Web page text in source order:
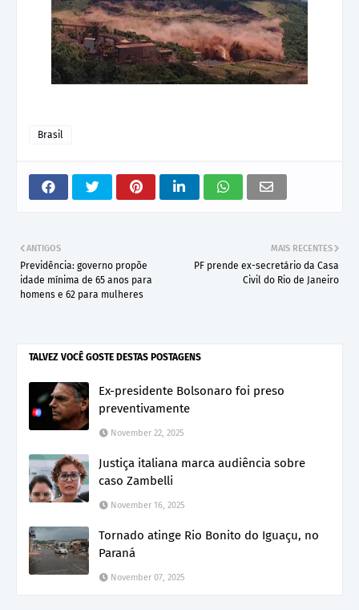
Brasil
MAIS RECENTES
PF prende ex-secretário da Casa
Civil do Rio de Janeiro
ANTIGOS
Previdência: governo propõe
idade mínima de 65 anos para
homens e 62 para mulheres
TALVEZ VOCÊ GOSTE DESTAS POSTAGENS
Ex-presidente Bolsonaro foi preso
preventivamente
November 22, 2025
Justiça italiana marca audiência sobre
caso Zambelli
November 16, 2025
Tornado atinge Rio Bonito do Iguaçu, no
Paraná
November 07, 2025